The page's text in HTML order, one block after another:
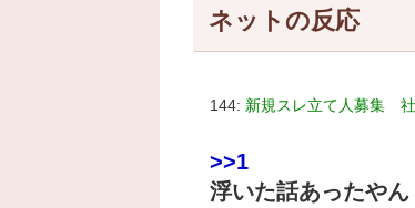
ネットの反応
144: 新規スレ立て人募集
>>1
浮いた話あったやん